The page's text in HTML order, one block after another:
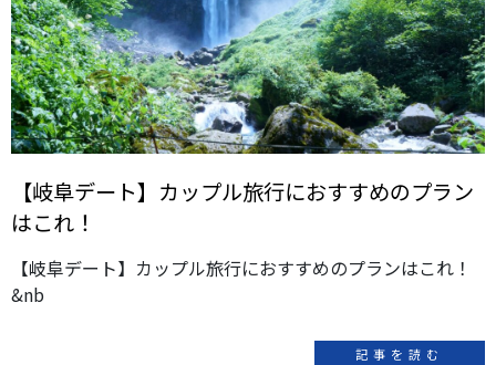
【岐阜デート】カップル旅行におすすめのプラン
はこれ！
【岐阜デート】カップル旅行におすすめのプランはこれ！
&nb
記事を読む